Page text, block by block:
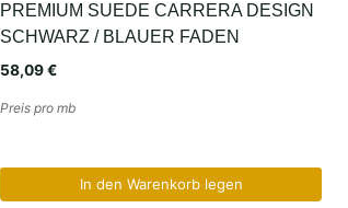
PREMIUM SUEDE CARRERA DESIGN
SCHWARZ / BLAUER FADEN
58,09€
Preis pro mb
In den Warenkorb legen